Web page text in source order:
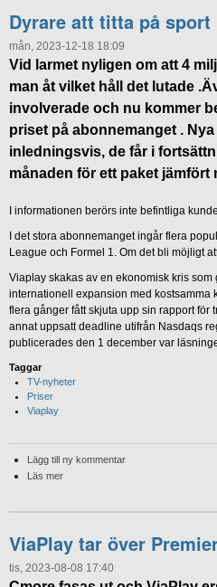
Dyrare att titta på
mån, 2023-12-18 18:09
Vid larmet nyligen om att 4
man åt vilket håll det lutade
involverade och nu kommer
priset på abonnemanget .
inledningsvis, de får i
månaden för ett paket jämfört
I informationen berörs inte befintliga
I det stora abonnemanget ingår flera
League och Formel 1. Om det bli möjligt
Viaplay skakas av en ekonomisk kris
internationell expansion med kostsamma
flera gånger fått skjuta upp sin rapport för
annat uppsatt deadline utifrån Nasdaqs
publicerades den 1 december var
Taggar
TV-nyheter
Priser
Viaplay
Lägg till ny kommentar
Läs mer
ViaPlay tar över
tis, 2023-08-08 17:40